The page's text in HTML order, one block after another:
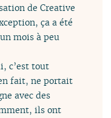
de Creative
ça a été
mois à peu
c’est tout
fait, ne portait
avec des
ils ont